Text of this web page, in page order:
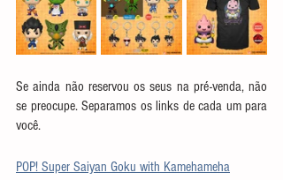
Se ainda não reservou os seus na pré-venda, não
se preocupe. Separamos os links de cada um para
você.
POP! Super Saiyan Goku with Kamehameha